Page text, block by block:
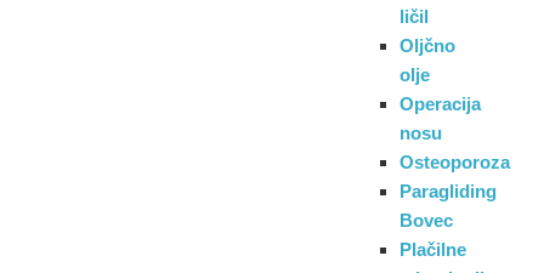
ličil
Oljčno
olje
Operacija
nosu
Osteoporoza
Paragliding
Bovec
Plačilne